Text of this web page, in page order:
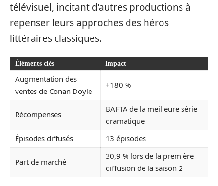
télévisuel, incitant d’autres productions à
repenser leurs approches des héros
littéraires classiques.
Éléments clés Impact
Augmentation des
ventes de Conan Doyle
+180 %
Récompenses
BAFTA de la meilleure série
dramatique
Épisodes diffusés
13 épisodes
Part de marché
30,9 % lors de la première
diffusion de la saison 2